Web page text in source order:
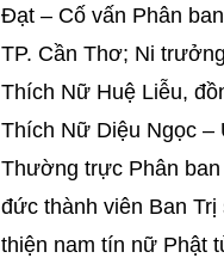
Đạt – Cố vấn Phân
TP. Cần Thơ; Ni
Thích Nữ Huệ Liễu,
Thích Nữ Diệu Ngọc –
Thường trực Phân
đức thành viên Ban
thiện nam tín nữ Phật